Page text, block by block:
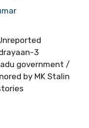
3
government /
by MK Stalin